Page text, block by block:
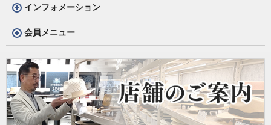
インフォメーション
会員メニュー